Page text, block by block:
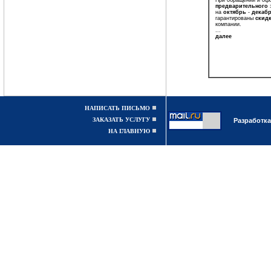
предварительного
на октябрь -
гарантированы
компании.
...
далее
НАПИСАТЬ ПИСЬМО
ЗАКАЗАТЬ УСЛУГУ
НА ГЛАВНУЮ